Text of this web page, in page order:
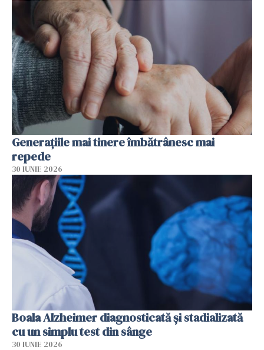
Generațiile mai tinere îmbătrânesc mai
repede
30 IUNIE 2026
Boala Alzheimer diagnosticată și stadializată
cu un simplu test din sânge
30 IUNIE 2026